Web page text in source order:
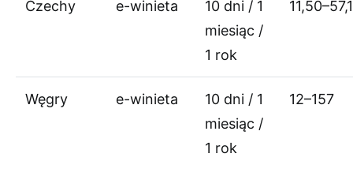
Czechy e-winieta
10 dni / 1
miesiąc /
1 rok
Węgry e-winieta
10 dni / 1
miesiąc /
1 rok
12–157